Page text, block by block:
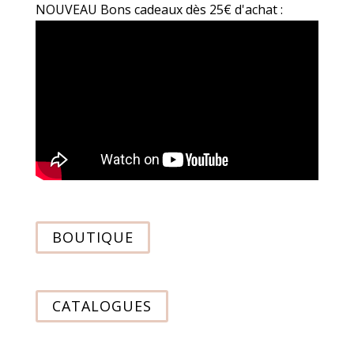
NOUVEAU Bons cadeaux dès 25€ d'achat :
BOUTIQUE
CATALOGUES